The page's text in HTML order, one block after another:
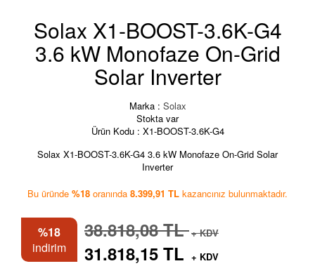
Solax X1-BOOST-3.6K-G4
3.6 kW Monofaze On-Grid
Solar Inverter
Marka : Solax
Stokta var
Ürün Kodu : X1-BOOST-3.6K-G4
%18
indirim
38.818,08 TL+ KDV
31.818,15 TL + KDV
Bu üründe %18 oranında 8.399,91 TL kazancınız bulunmaktadır.
Solax X1-BOOST-3.6K-G4 3.6 kW Monofaze On-Grid Solar
Inverter